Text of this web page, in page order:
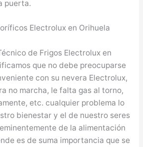
puerta.
Electrolux en Orihuela
de Frigos Electrolux en
que no debe preocuparse
con su nevera Electrolux,
no marcha, le falta gas al torno,
etc. cualquier problema lo
bienestar y el de nuestro seres
de la alimentación
es de suma importancia que se